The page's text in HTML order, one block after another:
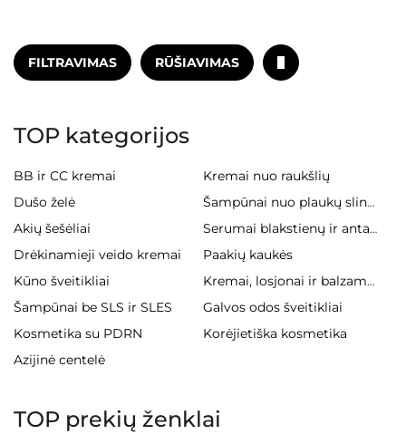
FILTRAVIMAS RŪŠIAVIMAS
TOP kategorijos
BB ir CC kremai
Kremai nuo raukšlių
Dušo želė
Šampūnai nuo plaukų slinkimo
Akių šešėliai Serumai blakstienų ir antakiams
Drėkinamieji veido kremai
Paakių kaukės
Kūno šveitikliai
Kremai, losjonai ir balzamai kūnui
Šampūnai be SLS ir SLES
Galvos odos šveitikliai
Kosmetika su PDRN
Korėjietiška kosmetika
Azijinė centelė
TOP prekių ženklai